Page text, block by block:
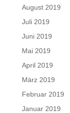
August 2019
Juli 2019
Juni 2019
Mai 2019
April 2019
März 2019
Februar 2019
Januar 2019